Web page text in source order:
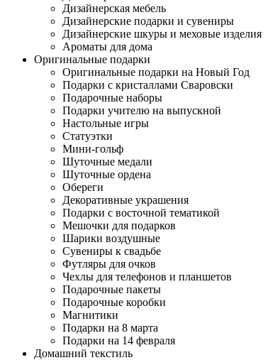
Дизайнерская мебель
Дизайнерские подарки и сувениры
Дизайнерские шкуры и меховые изделия
Ароматы для дома
Оригинальные подарки
Оригинальные подарки на Новый Год
Подарки с кристаллами Сваровски
Подарочные наборы
Подарки учителю на выпускной
Настольные игры
Статуэтки
Мини-гольф
Шуточные медали
Шуточные ордена
Обереги
Декоративные украшения
Подарки с восточной тематикой
Мешочки для подарков
Шарики воздушные
Сувениры к свадьбе
Футляры для очков
Чехлы для телефонов и планшетов
Подарочные пакеты
Подарочные коробки
Магнитики
Подарки на 8 марта
Подарки на 14 февраля
Домашний текстиль